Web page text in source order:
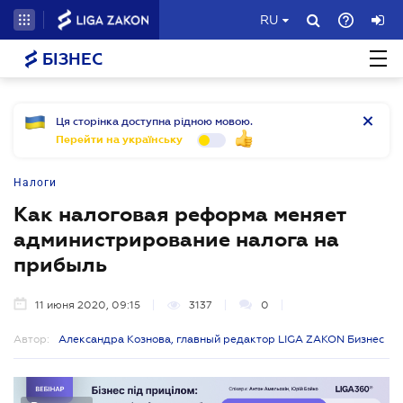
RU
БІЗНЕС
Ця сторінка доступна рідною мовою.
Перейти на українську
Налоги
Как налоговая реформа меняет
администрирование налога на
прибыль
11 июня 2020, 09:15 3137 0
Автор: Александра Кознова, главный редактор LIGA ZAKON Бизнес